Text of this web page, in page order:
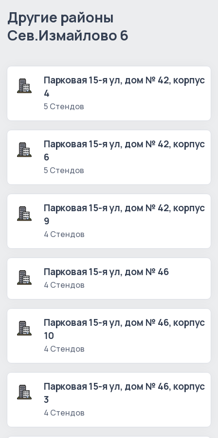
Другие районы
Сев.Измайлово 6
Парковая 15-я ул, дом № 42, корпус
4
5 Стендов
Парковая 15-я ул, дом № 42, корпус
6
5 Стендов
Парковая 15-я ул, дом № 42, корпус
9
4 Стендов
Парковая 15-я ул, дом № 46
4 Стендов
Парковая 15-я ул, дом № 46, корпус
10
4 Стендов
Парковая 15-я ул, дом № 46, корпус
3
4 Стендов